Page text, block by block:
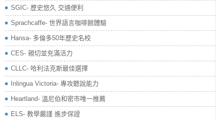
SGIC- 歷史悠久 交通便利
Sprachcaffe- 世界語言咖啡館體驗
Hansa- 多倫多50年歷史名校
CES- 親切並充滿活力
CLLC- 哈利法克斯最佳選擇
Inlingua Victoria‏- 專攻聽說能力
Heartland- 溫尼伯和密市唯一推薦
ELS- 教學嚴謹 進步保證